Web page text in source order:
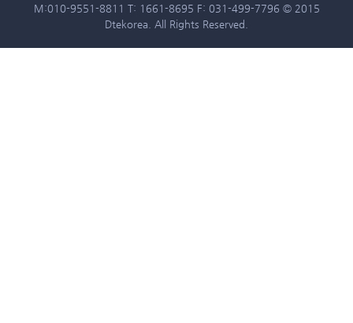
M:010-9551-8811 T: 1661-8695 F: 031-499-7796 © 2015
Dtekorea. All Rights Reserved.